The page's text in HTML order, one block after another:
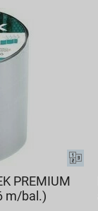
PREMIUM
m/bal.)